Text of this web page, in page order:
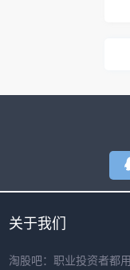
关于我们
淘股吧：职业投资者都